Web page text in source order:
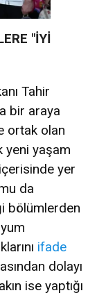
"İYİ
Tahir
bir araya
ortak olan
yeni yaşam
yer
da
bölümlerden
ifade
dolayı
ise yaptığı